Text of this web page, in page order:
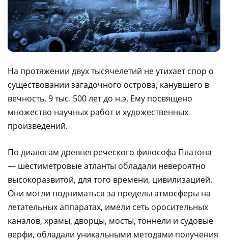
На протяжении двух тысячелетий не утихает спор о
существовании загадочного острова, канувшего в
вечность, 9 тыс. 500 лет до н.э. Ему посвящено
множество научных работ и художественных
произведений.
По диалогам древнегреческого философа Платона
— шестиметровые атланты обладали невероятно
высокоразвитой, для того времени, цивилизацией.
Они могли подниматься за пределы атмосферы на
летательных аппаратах, имели сеть оросительных
каналов, храмы, дворцы, мосты, тоннели и судовые
верфи, обладали уникальными методами получения